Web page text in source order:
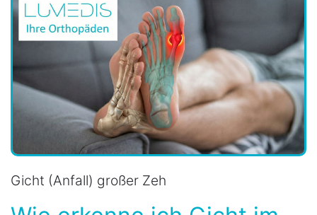
Gicht (Anfall) großer Zeh